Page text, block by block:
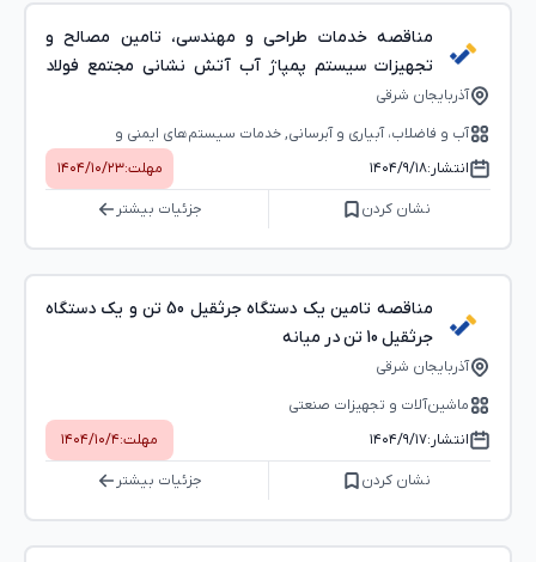
مناقصه خدمات طراحی و مهندسی، تامین مصالح و
تجهیزات سیستم پمپاژ آب آتش نشانی مجتمع فولاد
میانه
آذربایجان شرقی
آب و فاضلاب، آبیاری و آبرسانی, خدمات سیستم‌های ایمنی و
آتش‌‌نشانی, طراحی پروژه، مهندسی و مشاوره, خدمات عمرانی و
شهرسازی
انتشار:۱۴۰۴/۹/۱۸ مهلت:۱۴۰۴/۱۰/۲۳
نشان کردن جزئیات بیشتر
مناقصه تامین یک دستگاه جرثقیل 50 تن و یک دستگاه
جرثقیل 10 تن در میانه
آذربایجان شرقی
ماشین‌آلات و تجهیزات صنعتی
انتشار:۱۴۰۴/۹/۱۷ مهلت:۱۴۰۴/۱۰/۴
نشان کردن جزئیات بیشتر